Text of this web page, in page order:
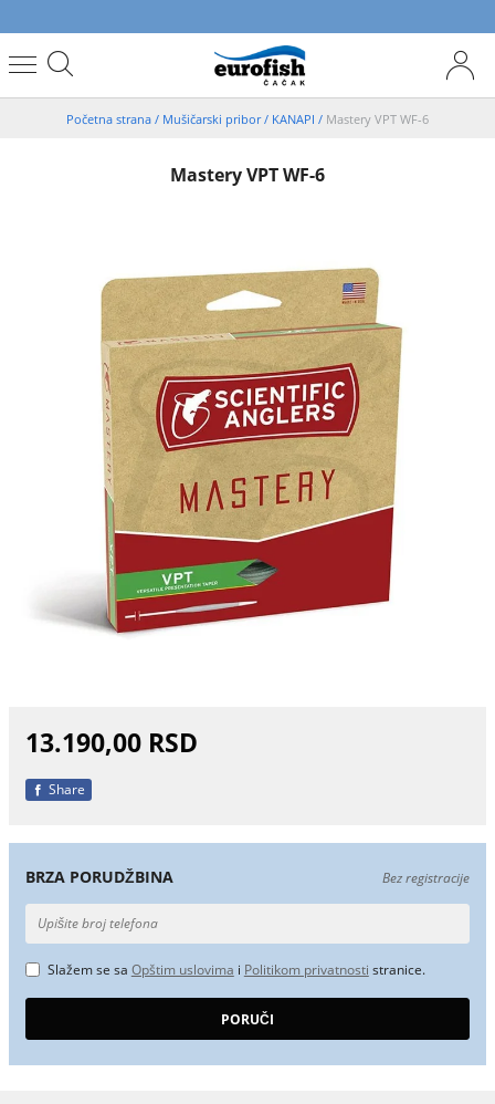
Početna strana / Mušičarski pribor/ KANAPI / Mastery VPT WF-6
Mastery VPT WF-6
13.190,00 RSD
Share
BRZA PORUDŽBINA Bez registracije
Slažem se sa Opštim uslovima i Politikom privatnosti stranice.